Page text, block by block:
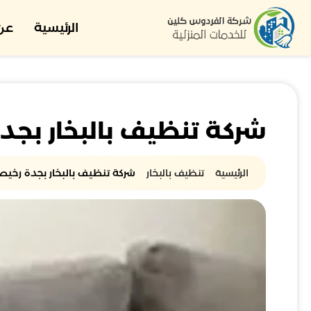
الرئيسية
شركة تنظيف بالبخار
الرئيسية تنظيف بالبخار شركة تنظيف بالبخار بجدة